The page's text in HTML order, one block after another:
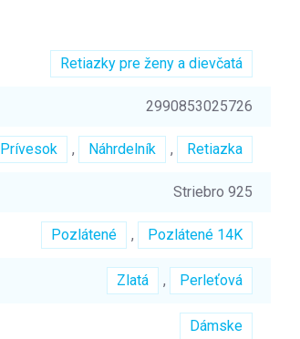
Retiazky pre ženy a dievčatá
2990853025726
Prívesok , Náhrdelník , Retiazka
Striebro 925
Pozlátené , Pozlátené 14K
Zlatá , Perleťová
Dámske